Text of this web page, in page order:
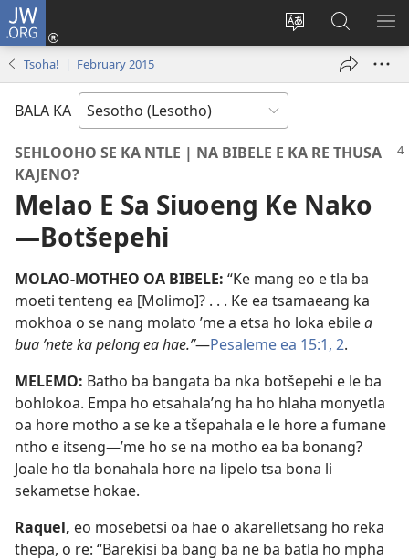
JW.ORG
Fetola
Kena
(opens
Batla
JW.ORG/
Tsoha! | February 2015
BALA KA
SEHLOOHO SE KA NTLE | NA BIBELE E KA RE THUSA
KAJENO?
Melao E Sa Siuoeng Ke Nako
—Botšepehi
MOLAO-MOTHEO OA BIBELE: “Ke mang eo e tla ba
moeti tenteng ea [Molimo]? . . . Ke ea tsamaeang ka
mokhoa o se nang molato ’me a etsa ho loka ebilea
bua ’nete ka pelong ea hae.”—Pesaleme ea 15:1, 2.
MELEMO: Batho ba bangata ba nka botšepehi e le ba
bohlokoa. Empa ho etsahala’ng ha ho hlaha monyetla
oa hore motho a se ke a tšepahala e le hore a fumane
ntho e itseng—’me ho se na motho ea ba bonang?
Joale ho tla bonahala hore na lipelo tsa bona li
sekametse hokae.
Raquel, eo mosebetsi oa hae o akarelletsang ho reka
thepa, o re: “Barekisi ba bang ba ne ba batla ho mpha